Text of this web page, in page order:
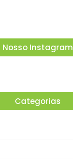
Nosso Instagram
Categorias